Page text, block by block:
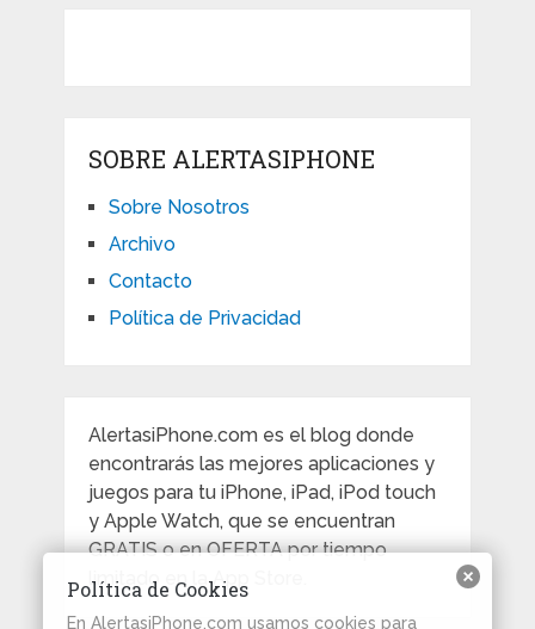
SOBRE ALERTASIPHONE
Sobre Nosotros
Archivo
Contacto
Política de Privacidad
AlertasiPhone.com es el blog donde
encontrarás las mejores aplicaciones y
juegos para tu iPhone, iPad, iPod touch
y Apple Watch, que se encuentran
GRATIS o en OFERTA por tiempo
limitado en la App Store.
Política de Cookies
En AlertasiPhone.com usamos cookies para